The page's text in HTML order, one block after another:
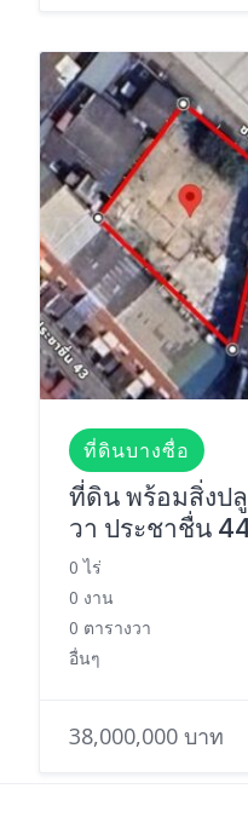
ที่ดินบางซื่อ
ที่ดิน พร้อมสิ่งป
วา ประชาชื่น
0 ไร่
0 งาน
0 ตารางวา
อื่นๆ
38,000,000 บาท